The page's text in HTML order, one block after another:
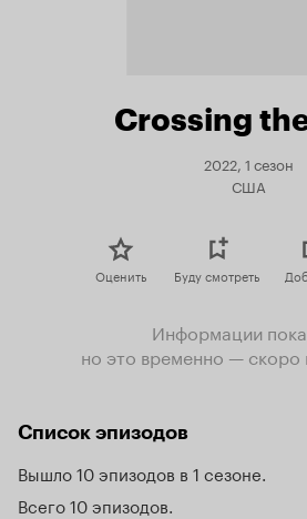
Crossing
2022, 1 сезон
США
Оценить Буду смотреть
Информации пока
но это временно — скоро
Список эпизодов
Вышло 10 эпизодов в 1 сезоне
Всего 10 эпизодов